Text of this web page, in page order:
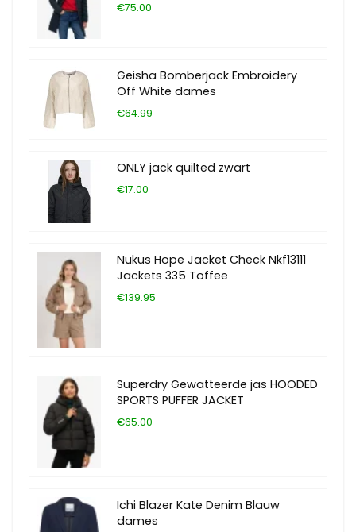
€75.00
Geisha Bomberjack Embroidery
Off White dames
€64.99
ONLY jack quilted zwart
€17.00
Nukus Hope Jacket Check Nkf13111
Jackets 335 Toffee
€139.95
Superdry Gewatteerde jas HOODED
SPORTS PUFFER JACKET
€65.00
Ichi Blazer Kate Denim Blauw
dames